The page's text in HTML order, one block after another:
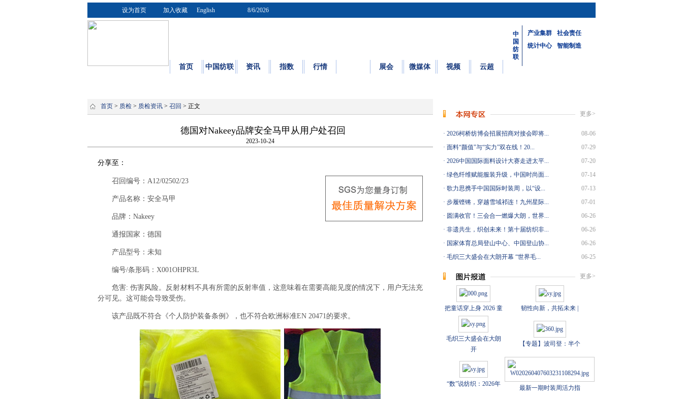
设为首页 加入收藏 English 8/6/2026
首页 中国纺联 资讯 指数 行情 展会 微媒体 视频 云超
中
国
纺
联
产业集群
社会责任
统计中心
智能制造
首页 > 质检 > 质检资讯 > 召回 > 正文
德国对Nakeey品牌安全马甲从用户处召回
2023-10-24
分享至：
召回编号：A12/02502/23
产品名称：安全马甲
品牌：Nakeey
通报国家：德国
产品型号：未知
编号/条形码：X001OHPR3L
危害: 伤害风险。反射材料不具有所需的反射率值，这意味着在需要高能见度的情况下，用户无法充
分可见。这可能会导致受伤。
该产品既不符合《个人防护装备条例》，也不符合欧洲标准EN 20471的要求。
更多>
08-06
· 2026柯桥纺博会招展招商对接会即将...
07-29
· 面料“颜值”与“实力”双在线！20...
07-20
· 2026中国国际面料设计大赛走进太平...
07-14
· 绿色纤维赋能服装升级，中国时尚面...
07-13
· 歌力思携手中国国际时装周，以“设...
07-01
· 步履铿锵，穿越雪域祁连！九州星际...
06-26
· 圆满收官！三会合一燃爆大朗，世界...
06-26
· 非遗共生，织创未来！第十届纺织非...
06-26
· 国家体育总局登山中心、中国登山协...
06-25
· 毛织三大盛会在大朗开幕 “世界毛...
更多>
把童话穿上身 2026 童 韧性向新，共拓未来 |
毛织三大盛会在大朗
开
【专题】波司登：半个
“数”说纺织：2026年
最新一期时装周活力指